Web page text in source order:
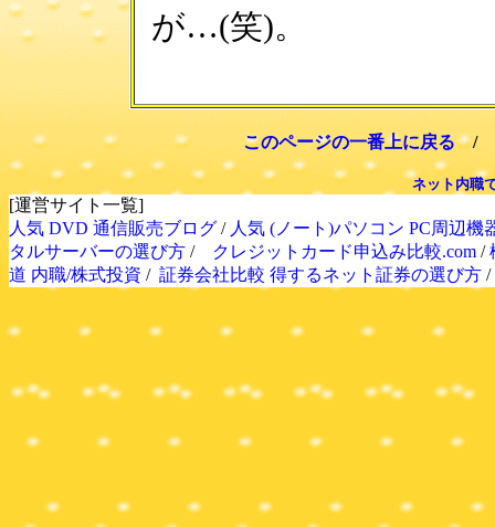
が…(笑)。
このページの一番上に戻る/
ネット内職
[運営サイト一覧]
人気 DVD 通信販売ブログ / 人気 (ノート)パソコン PC周辺機
タルサーバーの選び方 / クレジットカード申込み比較.com /
道 内職/株式投資 / 証券会社比較 得するネット証券の選び方 /